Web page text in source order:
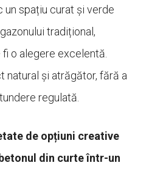
spațiu curat și verde
tradițional,
o alegere excelentă.
natural și atrăgător, fără a
regulată.
de opțiuni creative
din curte într-un